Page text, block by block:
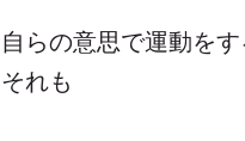
自らの意思で運動を
それも